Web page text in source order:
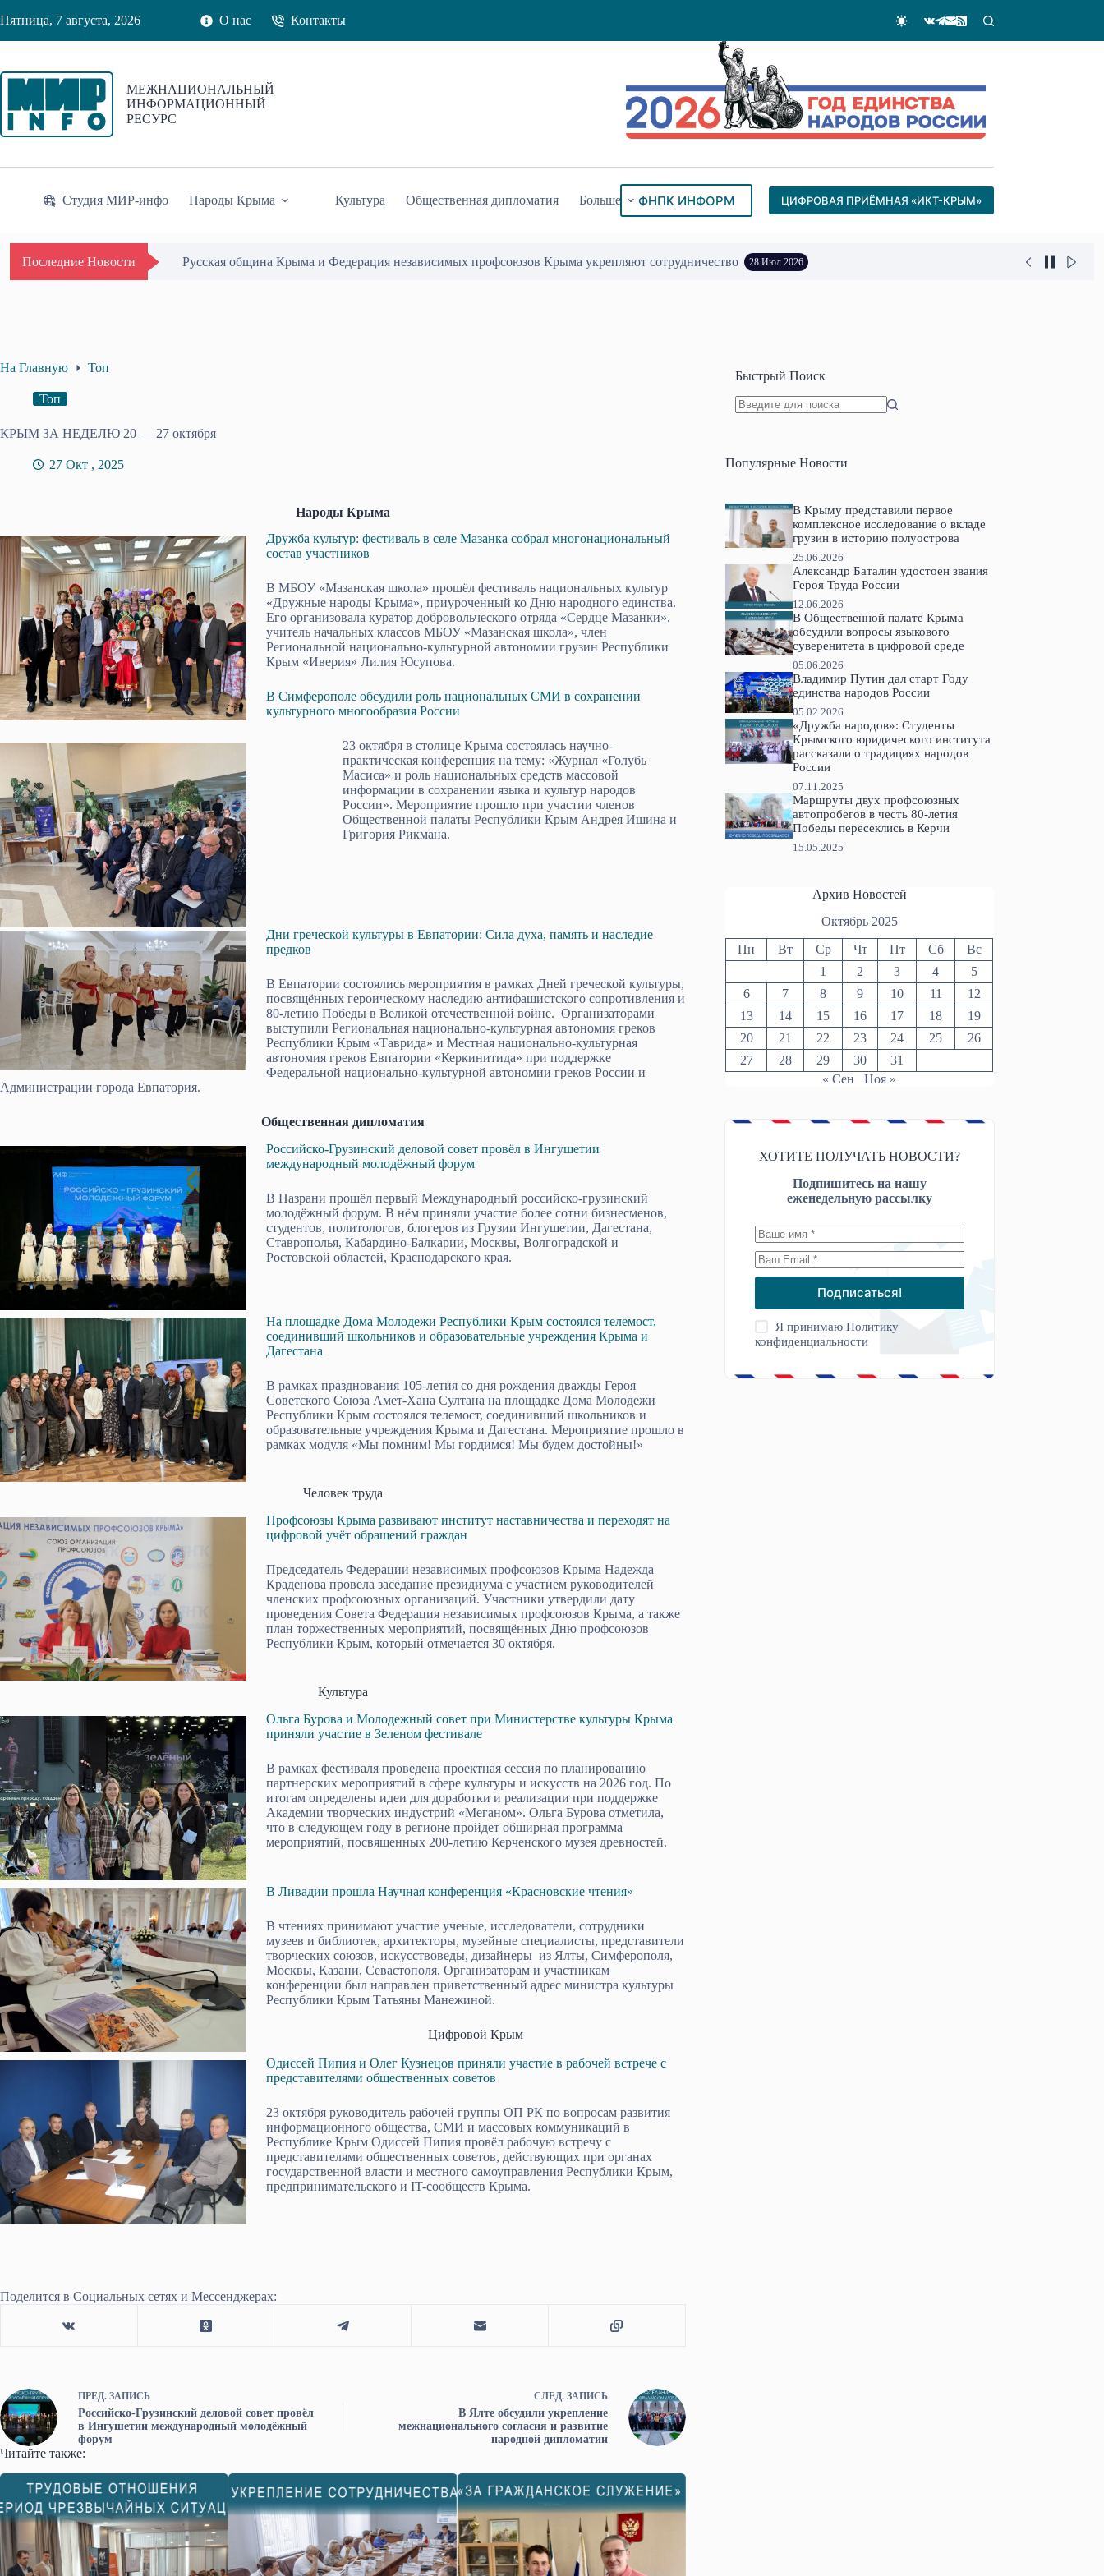
к
Пятница, 7 августа, 2026 О нас Контакты
МЕЖНАЦИОНАЛЬНЫЙ
ИНФОРМАЦИОННЫЙ
РЕСУРС
Студия МИР-инфо Народы Крыма Культура Общественная дипломатия Больше ФНПК ИНФОРМ ЦИФРОВАЯ ПРИЁМНАЯ «ИКТ-КРЫМ»
Последние Новости Русская община Крыма и Федерация независимых профсоюзов Крыма укрепляют сотрудничество 28 Июл 2026
На Главную Топ
Топ
КРЫМ ЗА НЕДЕЛЮ 20 — 27 октября
27 Окт , 2025
Народы Крыма
Дружба культур: фестиваль в селе Мазанка собрал многонациональный
состав участников
В МБОУ «Мазанская школа» прошёл фестиваль национальных культур
«Дружные народы Крыма», приуроченный ко Дню народного единства.
Его организовала куратор добровольческого отряда «Сердце Мазанки»,
учитель начальных классов МБОУ «Мазанская школа», член
Региональной национально-культурной автономии грузин Республики
Крым «Иверия» Лилия Юсупова.
В Симферополе обсудили роль национальных СМИ в сохранении
культурного многообразия России
23 октября в столице Крыма состоялась научно-
практическая конференция на тему: «Журнал «Голубь
Масиса» и роль национальных средств массовой
информации в сохранении языка и культур народов
России». Мероприятие прошло при участии членов
Общественной палаты Республики Крым Андрея Ишина и
Григория Рикмана.
Дни греческой культуры в Евпатории: Сила духа, память и наследие
предков
В Евпатории состоялись мероприятия в рамках Дней греческой культуры,
посвящённых героическому наследию антифашистского сопротивления и
80-летию Победы в Великой отечественной войне. Организаторами
выступили Региональная национально-культурная автономия греков
Республики Крым «Таврида» и Местная национально-культурная
автономия греков Евпатории «Керкинитида» при поддержке
Федеральной национально-культурной автономии греков России и
Администрации города Евпатория.
Общественная дипломатия
Российско-Грузинский деловой совет провёл в Ингушетии
международный молодёжный форум
В Назрани прошёл первый Международный российско-грузинский
молодёжный форум. В нём приняли участие более сотни бизнесменов,
студентов, политологов, блогеров из Грузии Ингушетии, Дагестана,
Ставрополья, Кабардино-Балкарии, Москвы, Волгоградской и
Ростовской областей, Краснодарского края.
На площадке Дома Молодежи Республики Крым состоялся телемост,
соединивший школьников и образовательные учреждения Крыма и
Дагестана
В рамках празднования 105-летия со дня рождения дважды Героя
Советского Союза Амет-Хана Султана на площадке Дома Молодежи
Республики Крым состоялся телемост, соединивший школьников и
образовательные учреждения Крыма и Дагестана. Мероприятие прошло в
рамках модуля «Мы помним! Мы гордимся! Мы будем достойны!»
Человек труда
Профсоюзы Крыма развивают институт наставничества и переходят на
цифровой учёт обращений граждан
Председатель Федерации независимых профсоюзов Крыма Надежда
Краденова провела заседание президиума с участием руководителей
членских профсоюзных организаций. Участники утвердили дату
проведения Совета Федерация независимых профсоюзов Крыма, а также
план торжественных мероприятий, посвящённых Дню профсоюзов
Республики Крым, который отмечается 30 октября.
Культура
Ольга Бурова и Молодежный совет при Министерстве культуры Крыма
приняли участие в Зеленом фестивале
В рамках фестиваля проведена проектная сессия по планированию
партнерских мероприятий в сфере культуры и искусств на 2026 год. По
итогам определены идеи для доработки и реализации при поддержке
Академии творческих индустрий «Меганом». Ольга Бурова отметила,
что в следующем году в регионе пройдет обширная программа
мероприятий, посвященных 200-летию Керченского музея древностей.
В Ливадии прошла Научная конференция «Красновские чтения»
В чтениях принимают участие ученые, исследователи, сотрудники
музеев и библиотек, архитекторы, музейные специалисты, представители
творческих союзов, искусствоведы, дизайнеры из Ялты, Симферополя,
Москвы, Казани, Севастополя. Организаторам и участникам
конференции был направлен приветственный адрес министра культуры
Республики Крым Татьяны Манежиной.
Цифровой Крым
Одиссей Пипия и Олег Кузнецов приняли участие в рабочей встрече с
представителями общественных советов
23 октября руководитель рабочей группы ОП РК по вопросам развития
информационного общества, СМИ и массовых коммуникаций в
Республике Крым Одиссей Пипия провёл рабочую встречу с
представителями общественных советов, действующих при органах
государственной власти и местного самоуправления Республики Крым,
предпринимательского и IT-сообществ Крыма.
Поделится в Социальных сетях и Мессенджерах:
ПРЕД. ЗАПИСЬ
Российско-Грузинский деловой совет провёл
в Ингушетии международный молодёжный
форум
СЛЕД. ЗАПИСЬ
В Ялте обсудили укрепление
межнационального согласия и развитие
народной дипломатии
Читайте также:
Быстрый Поиск
Популярные Новости
В Крыму представили первое
комплексное исследование о вкладе
грузин в историю полуострова
25.06.2026
Александр Баталин удостоен звания
Героя Труда России
12.06.2026
В Общественной палате Крыма
обсудили вопросы языкового
суверенитета в цифровой среде
05.06.2026
Владимир Путин дал старт Году
единства народов России
05.02.2026
«Дружба народов»: Студенты
Крымского юридического института
рассказали о традициях народов
России
07.11.2025
Маршруты двух профсоюзных
автопробегов в честь 80-летия
Победы пересеклись в Керчи
15.05.2025
Архив Новостей
Октябрь 2025
Пн Вт Ср Чт Пт Сб
Вс
1
2 3 4
5
6
7 8 9 10 11
12
13
14 15 16 17 18
19
20
21 22 23 24 25
26
27
28 29 30
31
« Сен
Ноя »
ХОТИТЕ ПОЛУЧАТЬ НОВОСТИ?
Подпишитесь на нашу
еженедельную рассылку
Подписаться!
Я принимаюПолитику
конфиденциальности